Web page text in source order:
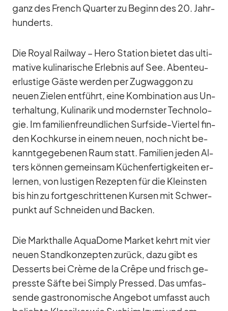
ganz des French Quar­ter zu Be­ginn des 20. Jahr­
hun­derts.
Die Royal Rail­way – Hero Sta­tion bie­tet das ul­ti­
ma­tive ku­li­na­ri­sche Er­leb­nis auf See. Aben­teu­
er­lus­tige Gäste wer­den per Zug­wag­gon zu
neuen Zie­len ent­führt, eine Kom­bi­na­tion aus Un­
ter­hal­tung, Ku­li­na­rik und mo­derns­ter Tech­no­lo­
gie. Im fa­mi­li­en­freund­li­chen Surfs­ide-Vier­tel fin­
den Koch­kurse in ei­nem neuen, noch nicht be­
kannt­ge­ge­be­nen Raum statt. Fa­mi­lien je­den Al­
ters kön­nen ge­mein­sam Kü­chen­fer­tig­kei­ten er­
ler­nen, von lus­ti­gen Re­zep­ten für die Kleins­ten
bis hin zu fort­ge­schrit­te­nen Kur­sen mit Schwer­
punkt auf Schnei­den und Ba­cken.
Die Markt­halle Aqua­Dome Mar­ket kehrt mit vier
neuen Stand­kon­zep­ten zu­rück, dazu gibt es
Des­serts bei Crème de la Crêpe und frisch ge­
presste Säfte bei Sim­ply Pres­sed. Das um­fas­
sende gas­tro­no­mi­sche An­ge­bot um­fasst auch